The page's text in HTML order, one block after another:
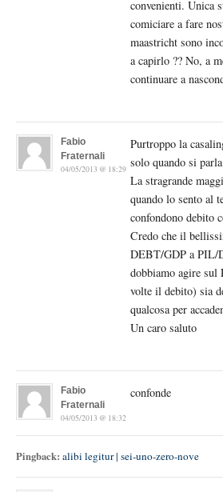
convenienti. Unica
comiciare a fare
maastricht sono
a capirlo ?? No, a
continuare a
Fabio
Fraternali
04/05/2013 @ 18:29
Purtroppo la
solo quando si
La stragrande
quando lo sento al
confondono debito
Credo che il
DEBT/GDP a PIL/
dobbiamo agire sul
volte il debito) sia
qualcosa per
Un caro saluto
Fabio
Fraternali
04/05/2013 @ 18:32
confonde
Pingback: alibi legitur | sei-uno-zero-nove